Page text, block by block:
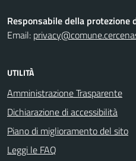
Responsabile della protezione
Email:
UTILITÀ
Amministrazione Trasparente
Dichiarazione di accessibilità
Piano di miglioramento del sito
Leggi le FAQ